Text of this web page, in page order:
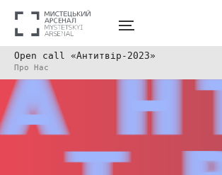
Open call «Антитвір-2023»
Про Нас